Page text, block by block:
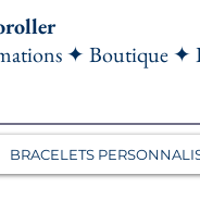
✦ Boutique ✦
BRACELETS